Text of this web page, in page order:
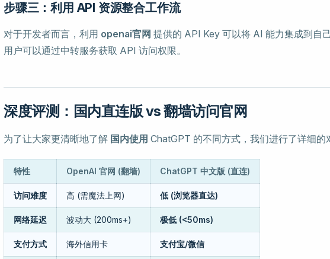
步骤三：利用 API 资源整合工作流
对于开发者而言，利用 openai官网 提供的 API Key 可以将 AI 能力集成到自
用户可以通过中转服务获取 API 访问权限。
深度评测：国内直连版 vs 翻墙访问官网
为了让大家更清晰地了解 国内使用 ChatGPT 的不同方式，我们进行了详细的
特性 OpenAI 官网 (翻墙) ChatGPT 中文版 (直连)
访问难度 高 (需魔法上网) 低 (浏览器直达)
网络延迟 波动大 (200ms+) 极低 (<50ms)
支付方式 海外信用卡 支付宝/微信